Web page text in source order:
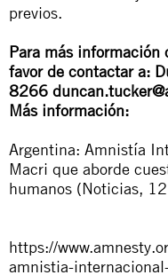
previos.
Para más información
favor de contactar a:
8266
Más información:
Argentina: Amnistía
Macri que aborde
humanos (Noticias,
https://
amnistia-